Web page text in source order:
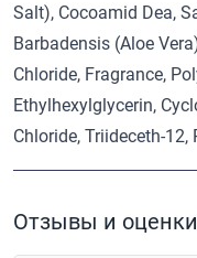
Salt), Cocoamid Dea,
Barbadensis (Aloe
Chloride, Fragrance,
Ethylhexylglycerin,
Chloride, Triideceth-
Отзывы и оценки